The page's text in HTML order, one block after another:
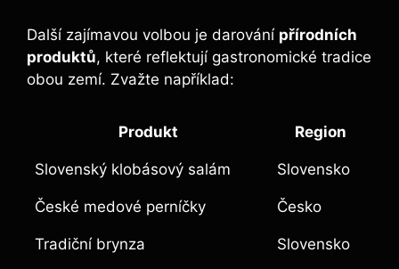
Další zajímavou volbou je darování přírodních
produktů, které reflektují gastronomické tradice
obou zemí. Zvažte například:
Produkt Region
Slovenský klobásový salám Slovensko
České medové perníčky Česko
Tradiční brynza Slovensko